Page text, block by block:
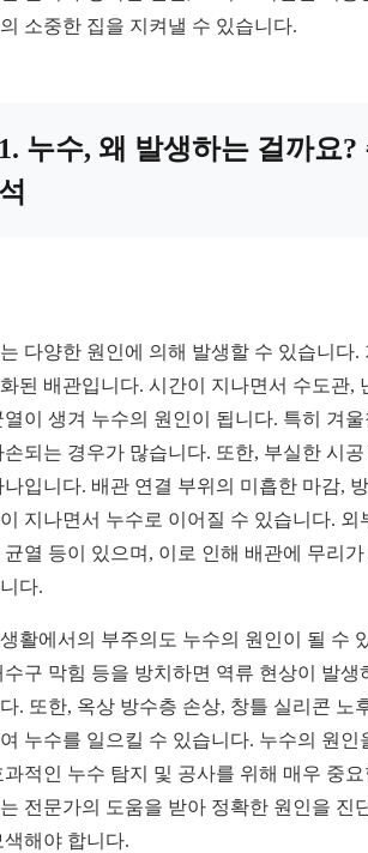
소중한 집을 지켜낼 수 있습니다.
누수, 왜 발생하는 걸까요?
다양한 원인에 의해 발생할 수 있습니다.
된 배관입니다. 시간이 지나면서 수도관,
열이 생겨 누수의 원인이 됩니다. 특히 겨
손되는 경우가 많습니다. 또한, 부실한 시
나입니다. 배관 연결 부위의 미흡한 마감,
지나면서 누수로 이어질 수 있습니다. 외
균열 등이 있으며, 이로 인해 배관에 무리
다.
활에서의 부주의도 누수의 원인이 될 수
수구 막힘 등을 방치하면 역류 현상이 발생
. 또한, 옥상 방수층 손상, 창틀 실리콘 노
누수를 일으킬 수 있습니다. 누수의 원인
과적인 누수 탐지 및 공사를 위해 매우 중
전문가의 도움을 받아 정확한 원인을 진
색해야 합니다.